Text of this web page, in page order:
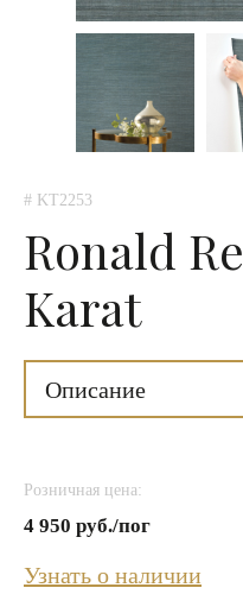
# KT2253
Ronald
Karat
Описание
Розничная цена:
4 950 руб./пог
Узнать о наличии